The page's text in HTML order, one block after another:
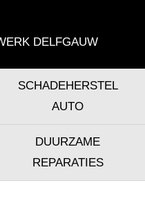
DELFGAUW
SCHADEHERSTEL
AUTO
DUURZAME
REPARATIES